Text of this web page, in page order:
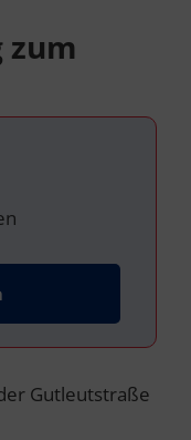
zum
Gutleutstraße